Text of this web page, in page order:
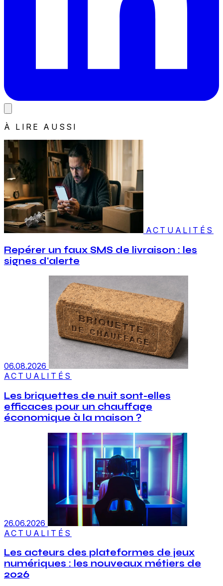
À LIRE AUSSI
ACTUALITÉS
Repérer un faux SMS de livraison : les
signes d'alerte
06.08.2026
ACTUALITÉS
Les briquettes de nuit sont-elles
efficaces pour un chauffage
économique à la maison ?
26.06.2026
ACTUALITÉS
Les acteurs des plateformes de jeux
numériques : les nouveaux métiers de
2026